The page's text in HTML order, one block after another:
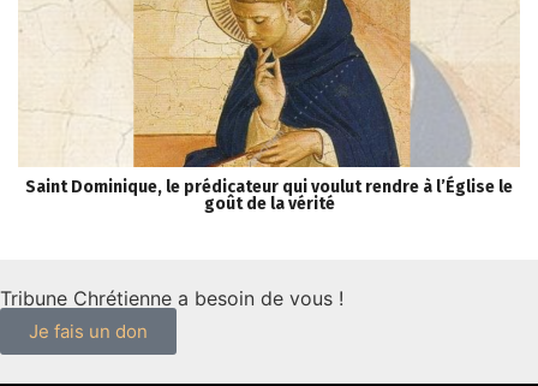
Saint Dominique, le prédicateur qui voulut rendre à l’Église le
goût de la vérité
Tribune Chrétienne a besoin de vous !
Je fais un don